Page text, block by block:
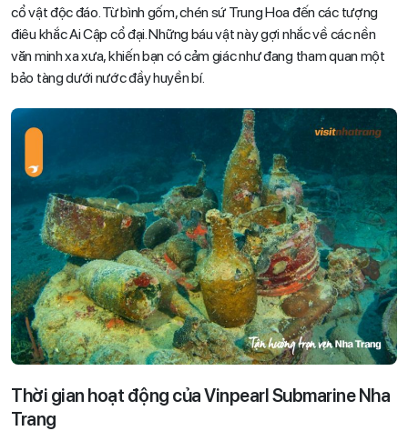
cổ vật độc đáo. Từ bình gốm, chén sứ Trung Hoa đến các tượng
điêu khắc Ai Cập cổ đại. Những báu vật này gợi nhắc về các nền
văn minh xa xưa, khiến bạn có cảm giác như đang tham quan một
bảo tàng dưới nước đầy huyền bí.
Thời gian hoạt động của Vinpearl Submarine Nha
Trang